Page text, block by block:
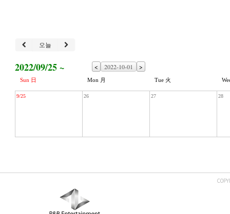
오늘
2022/09/25 ~ < >
Sun 日 Mon 月 Tue 火
9/25 26 27 28